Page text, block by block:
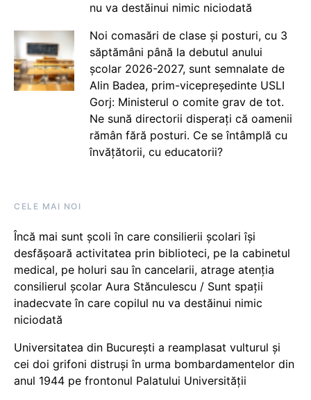
nu va destăinui nimic niciodată
Noi comasări de clase și posturi, cu 3
săptămâni până la debutul anului
școlar 2026-2027, sunt semnalate de
Alin Badea, prim-vicepreședinte USLI
Gorj: Ministerul o comite grav de tot.
Ne sună directorii disperați că oamenii
rămân fără posturi. Ce se întâmplă cu
învățătorii, cu educatorii?
CELE MAI NOI
Încă mai sunt școli în care consilierii școlari își
desfășoară activitatea prin biblioteci, pe la cabinetul
medical, pe holuri sau în cancelarii, atrage atenția
consilierul școlar Aura Stănculescu / Sunt spații
inadecvate în care copilul nu va destăinui nimic
niciodată
Universitatea din București a reamplasat vulturul și
cei doi grifoni distruși în urma bombardamentelor din
anul 1944 pe frontonul Palatului Universității